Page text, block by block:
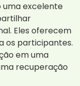
uma excelente
Eles oferecem
os participantes.
em uma
recuperação